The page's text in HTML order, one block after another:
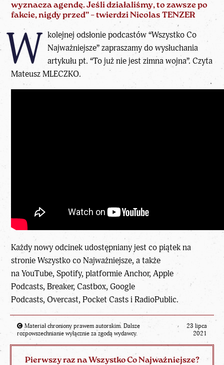
wyznacza agendę. Jeśli działaliśmy, to zawsze po
fakcie, nigdy przed” – twierdzi Nicolas TENZER
W kolejnej odsłonie podcastów “Wszystko Co
Najważniejsze” zapraszamy do wysłuchania
artykułu pt. “To już nie jest zimna wojna”. Czyta
Mateusz MLECZKO.
Każdy nowy odcinek udostępniany jest co piątek na
stronieWszystko co Najważniejsze, a także
naYouTube,Spotify, platformieAnchor,Apple
Podcasts,Breaker, Castbox,Google
Podcasts,Overcast,Pocket CastsiRadioPublic.
Materiał chroniony prawem autorskim. Dalsze
rozpowszechnianie wyłącznie za zgodą wydawcy.
23 lipca
2021
Pierwszy raz na Wszystko Co Najważniejsze?